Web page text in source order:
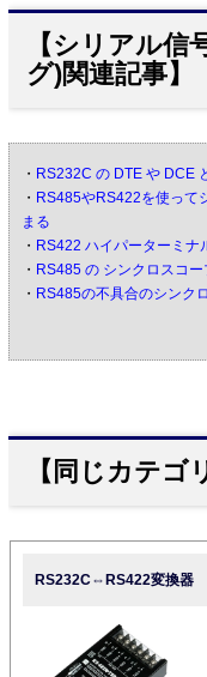
【シリアル信
グ)関連記事】
・ RS232C の DTE や DCE
・ RS485やRS422を使って
まる
・ RS422 ハイパーターミナ
・ RS485 の シンクロスコー
・ RS485の不具合のシンク
【同じカテゴ
RS232C⇔RS422変換器